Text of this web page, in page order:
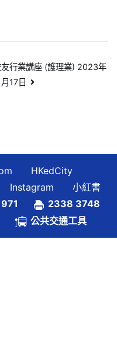
行業講座 (護理業) 2023年
月17日
HKedCity
Instagram
小紅書
2338 3748
公共交通工具